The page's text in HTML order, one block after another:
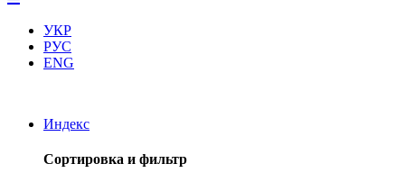
УКР
РУС
ENG
Индекс
Сортировка и фильтр